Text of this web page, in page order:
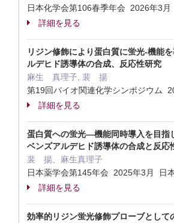
日本化学会第106春季年会 2026年3月
詳細を見る
リジン修飾により蛋白質に蛍光-機能
ルデヒド誘導体の合成、反応性研究
麻生 真理子, 裴 揚
第19回バイオ関連化学シンポジウム
詳細を見る
蛋白質への蛍光―機能同時導入を目指
ベンズアルデヒド誘導体の合成と反応
裴 揚、麻生真理子
日本薬学会第145年会 2025年3月 日
詳細を見る
効率的リジン蛍光修飾プローブとして